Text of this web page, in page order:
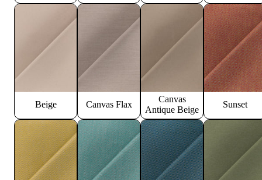
Beige Canvas Flax
Canvas
Antique Beige
Sunset